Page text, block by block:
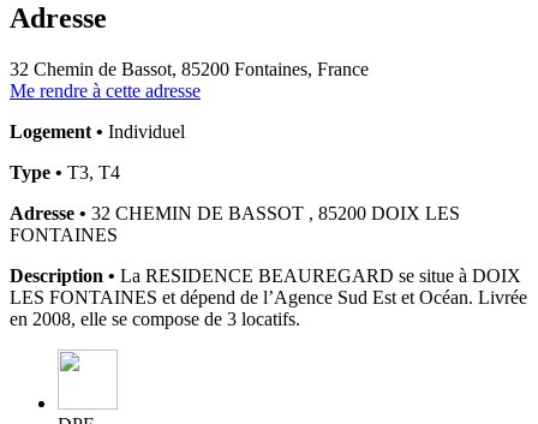
Adresse
32 Chemin de Bassot, 85200 Fontaines, France
Me rendre à cette adresse
Logement • Individuel
Type • T3, T4
Adresse • 32 CHEMIN DE BASSOT , 85200 DOIX LES
FONTAINES
Description • La RESIDENCE BEAUREGARD se situe à DOIX
LES FONTAINES et dépend de l’Agence Sud Est et Océan. Livrée
en 2008, elle se compose de 3 locatifs.